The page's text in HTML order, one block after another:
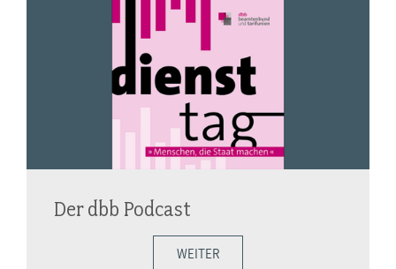
Der dbb Podcast
WEITER